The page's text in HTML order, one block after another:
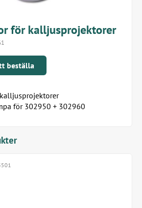
för kalljusprojektorer
beställa
för 302950 + 302960